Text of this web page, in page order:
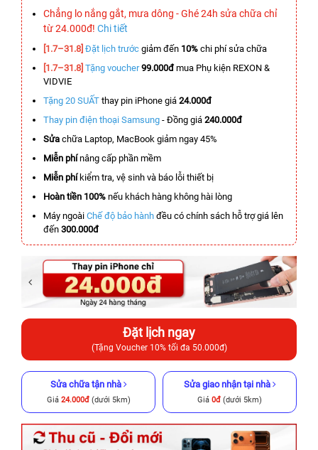
Chẳng lo nắng gắt, mưa dông - Ghé 24h sửa chữa chỉ
từ 24.000đ! Chi tiết
[1.7–31.8] Đặt lịch trước giảm đến 10% chi phí sửa chữa
[1.7–31.8] Tặng voucher 99.000đmua Phụ kiện REXON &
VIDVIE
Tặng 20 SUẤT thay pin iPhone giá 24.000đ
Thay pin điện thoại Samsung - Đồng giá 240.000đ
Sửa chữa Laptop, MacBook giảm ngay 45%
Miễn phínâng cấp phần mềm
Miễn phíkiểm tra, vệ sinh và báo lỗi thiết bị
Hoàn tiền 100% nếu khách hàng không hài lòng
Máy ngoài Chế độ bảo hành đều có chính sách hỗ trợ giá lên
đến 300.000đ
Đặt lịch ngay
(Tặng Voucher 10% tối đa 50.000đ)
Sửa chữa tận nhà
Giá 24.000đ(dưới 5km)
Sửa giao nhận tại nhà
Giá 0đ (dưới 5km)